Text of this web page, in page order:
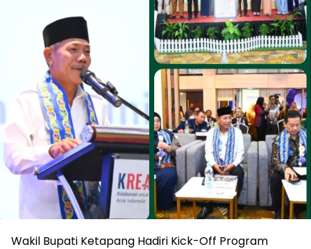
Wakil Bupati Ketapang Hadiri Kick-Off Program